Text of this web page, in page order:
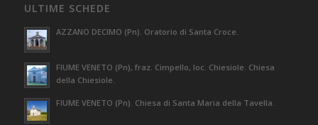
ULTIME SCHEDE
AZZANO DECIMO (Pn). Oratorio di Santa Croce.
FIUME VENETO (Pn), fraz. Cimpello, loc. Chiesiole. Chiesa
della Chiesiole.
FIUME VENETO (Pn). Chiesa di Santa Maria della Tavella.